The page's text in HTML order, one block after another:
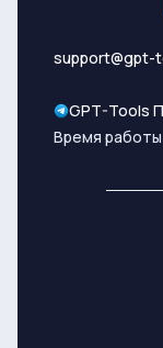
support@gpt-
GPT-Tools
Время